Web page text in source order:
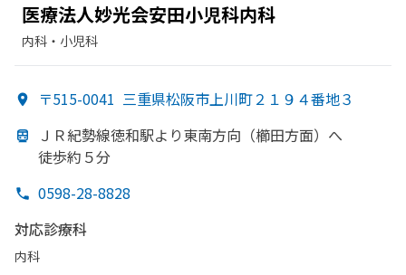
医療法人妙光会安田小児科内科
内科・​小児科
〒515-0041 三重県松阪市上川町２１９４番地３
ＪＲ紀勢線徳和駅より東南方向 （櫛田方面） へ
徒歩約５分
0598-28-8828
対応診療科
内科